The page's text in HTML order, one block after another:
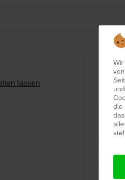
lassen
PRO-
11.01.2026)
Wir
die